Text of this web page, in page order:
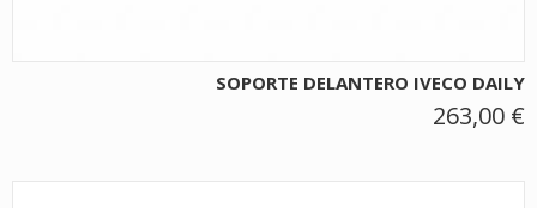
SOPORTE DELANTERO IVECO DAILY
263,00 €